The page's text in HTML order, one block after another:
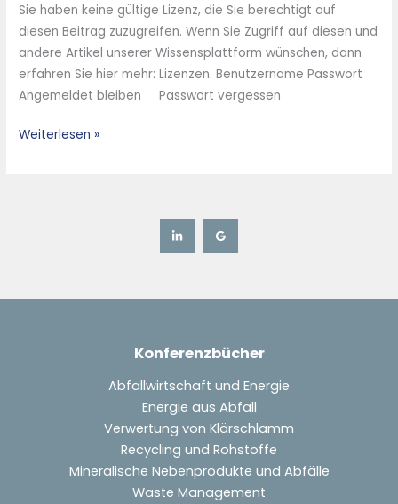
Sie haben keine gültige Lizenz, die Sie berechtigt auf
diesen Beitrag zuzugreifen. Wenn Sie Zugriff auf diesen und
andere Artikel unserer Wissensplattform wünschen, dann
erfahren Sie hier mehr: Lizenzen. Benutzername Passwort
Angemeldet bleiben Passwort vergessen
thermischen
Behandlungsanlagen
aus
Betreibersicht
Weiterlesen »
Konferenzbücher
Abfallwirtschaft und Energie
Energie aus Abfall
Verwertung von Klärschlamm
Recycling und Rohstoffe
Mineralische Nebenprodukte und Abfälle
Waste Management